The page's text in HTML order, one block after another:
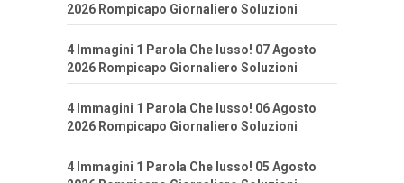
2026 Rompicapo Giornaliero Soluzioni
4 Immagini 1 Parola Che lusso! 07 Agosto
2026 Rompicapo Giornaliero Soluzioni
4 Immagini 1 Parola Che lusso! 06 Agosto
2026 Rompicapo Giornaliero Soluzioni
4 Immagini 1 Parola Che lusso! 05 Agosto